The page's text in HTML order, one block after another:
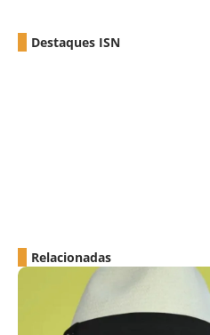
Destaques ISN
Relacionadas